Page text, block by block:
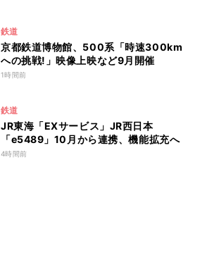
鉄道
京都鉄道博物館、500系「時速300km
への挑戦!」映像上映など9月開催
1時間前
鉄道
JR東海「EXサービス」JR西日本
「e5489」10月から連携、機能拡充へ
4時間前